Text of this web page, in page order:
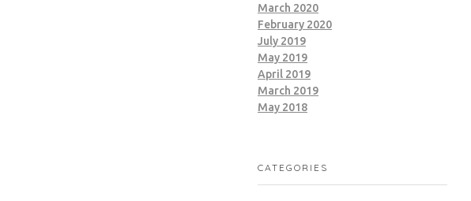
March 2020
February 2020
July 2019
May 2019
April 2019
March 2019
May 2018
CATEGORIES